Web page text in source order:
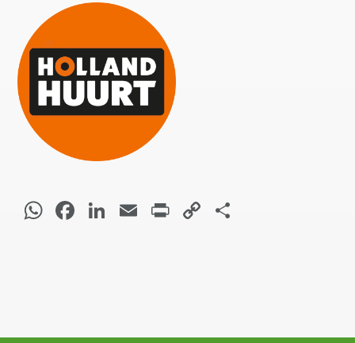
WhatsApp
Facebook
LinkedIn
EmailPrintCopy